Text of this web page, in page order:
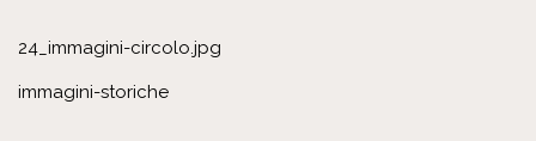
24_immagini-circolo.jpg
immagini-storiche